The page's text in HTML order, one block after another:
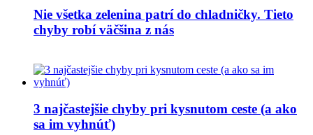
Nie všetka zelenina patrí do chladničky. Tieto
chyby robí väčšina z nás
3 najčastejšie chyby pri kysnutom ceste (a ako
sa im vyhnúť)